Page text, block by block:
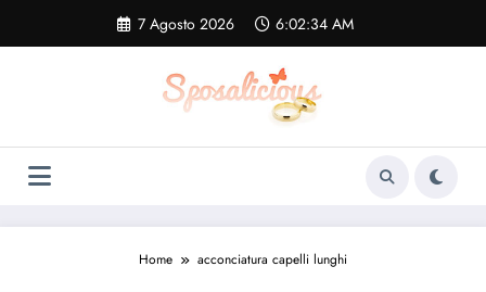
contenuto
7 Agosto 2026 6:02:35 AM
Home acconciatura capelli lunghi